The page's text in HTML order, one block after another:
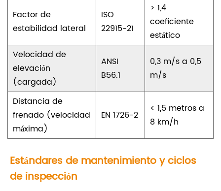
d
n
á
m
i
c
a
Factor de
estabilidad lateral
ISO
22915-21
> 1,4
coeficiente
estático
Velocidad de
elevación
(cargada)
ANSI
B56.1
0,3 m/s a 0,5
m/s
Distancia de
frenado (velocidad
máxima)
EN 1726-2
< 1,5 metros a
8 km/h
Estándares de mantenimiento y ciclos
de inspección